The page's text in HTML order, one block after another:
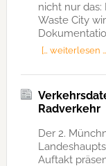
nicht nur das:
Waste City
[… weiterlesen
Radverkehr
Der 2.
Auftakt